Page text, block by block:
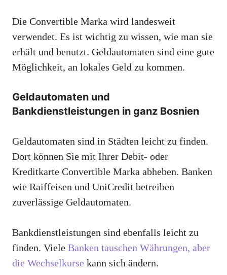
Die Convertible Marka wird landesweit
verwendet. Es ist wichtig zu wissen, wie man sie
erhält und benutzt. Geldautomaten sind eine gute
Möglichkeit, an lokales Geld zu kommen.
Geldautomaten und
Bankdienstleistungen in ganz Bosnien
Geldautomaten sind in Städten leicht zu finden.
Dort können Sie mit Ihrer Debit- oder
Kreditkarte Convertible Marka abheben. Banken
wie Raiffeisen und UniCredit betreiben
zuverlässige Geldautomaten.
Bankdienstleistungen sind ebenfalls leicht zu
finden. Viele Banken tauschen Währungen, aber
die Wechselkurse kann sich ändern.